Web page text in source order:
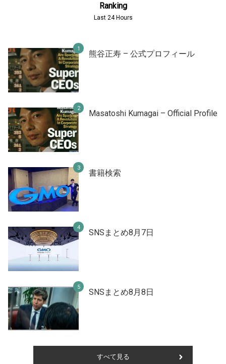
Ranking
Last 24 Hours
熊谷正寿 – 公式プロフィール
Masatoshi Kumagai – Official Profile
書籍検索
SNSまとめ8月7日
SNSまとめ8月8日
すべて見る